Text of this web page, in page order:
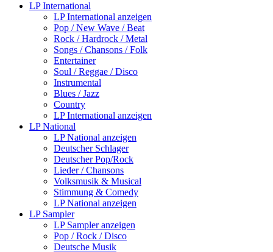
LP International
LP International anzeigen
Pop / New Wave / Beat
Rock / Hardrock / Metal
Songs / Chansons / Folk
Entertainer
Soul / Reggae / Disco
Instrumental
Blues / Jazz
Country
LP International anzeigen
LP National
LP National anzeigen
Deutscher Schlager
Deutscher Pop/Rock
Lieder / Chansons
Volksmusik & Musical
Stimmung & Comedy
LP National anzeigen
LP Sampler
LP Sampler anzeigen
Pop / Rock / Disco
Deutsche Musik